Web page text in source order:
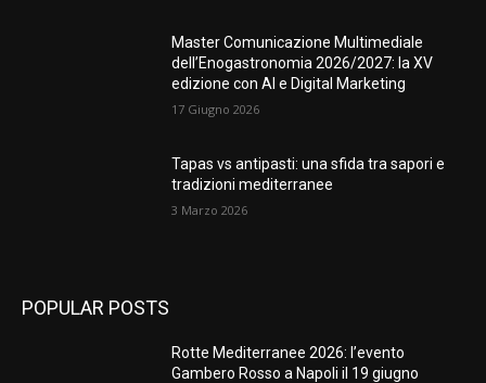
Master Comunicazione Multimediale
dell’Enogastronomia 2026/2027: la XV
edizione con AI e Digital Marketing
17 Giugno 2026
Tapas vs antipasti: una sfida tra sapori e
tradizioni mediterranee
3 Marzo 2026
POPULAR POSTS
Rotte Mediterranee 2026: l’evento
Gambero Rosso a Napoli il 19 giugno